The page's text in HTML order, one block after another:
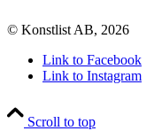
© Konstlist AB, 2026
Link to Facebook
Link to Instagram
Scroll to top